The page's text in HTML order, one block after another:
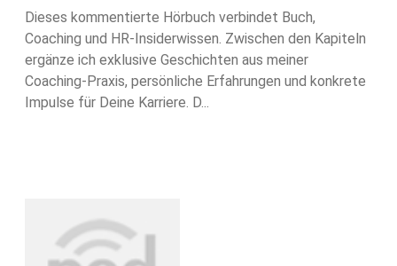
Dieses kommentierte Hörbuch verbindet Buch,
Coaching und HR-Insiderwissen. Zwischen den Kapiteln
ergänze ich exklusive Geschichten aus meiner
Coaching-Praxis, persönliche Erfahrungen und konkrete
Impulse für Deine Karriere. D...